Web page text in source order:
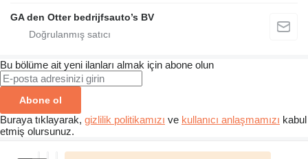
GA den Otter bedrijfsauto’s BV
Bu bölüme ait yeni ilanları almak için abone olun
Abone ol
Buraya tıklayarak, gizlilik politikamızı ve kullanıcı anlaşmamızı kabul
etmiş olursunuz.